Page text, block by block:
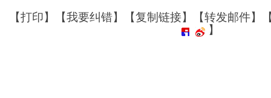
【打印】【我要纠错】【复制链接】【转发邮件】
】